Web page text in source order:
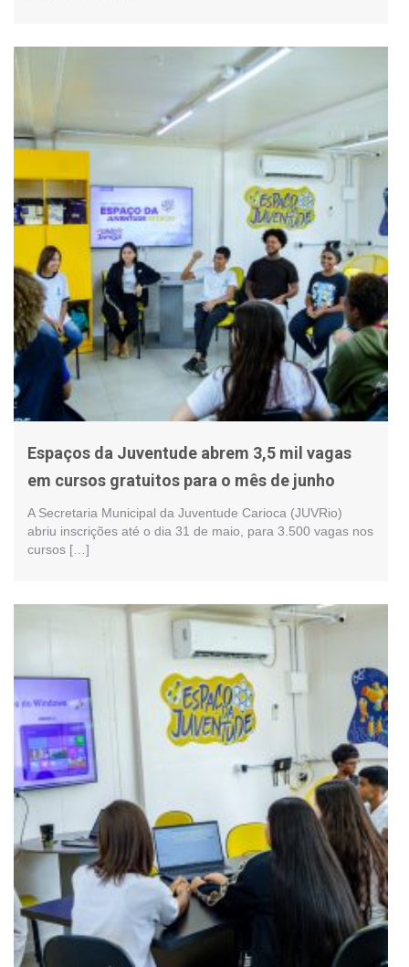
Espaços da Juventude abrem 3,5 mil vagas
em cursos gratuitos para o mês de junho
A Secretaria Municipal da Juventude Carioca (JUVRio)
abriu inscrições até o dia 31 de maio, para 3.500 vagas nos
cursos […]